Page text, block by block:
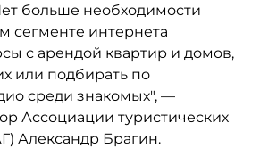
больше необходимости
сегменте интернета
с арендой квартир и домов,
или подбирать по
среди знакомых", —
Ассоциации туристических
Александр Брагин.